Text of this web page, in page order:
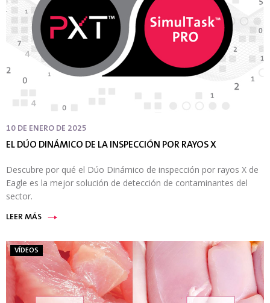
10 DE ENERO DE 2025
EL DÚO DINÁMICO DE LA INSPECCIÓN POR RAYOS X
Descubre por qué el Dúo Dinámico de inspección por rayos X de
Eagle es la mejor solución de detección de contaminantes del
sector.
LEER MÁS
VÍDEOS